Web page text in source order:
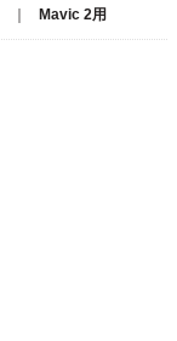
Mavic 2用